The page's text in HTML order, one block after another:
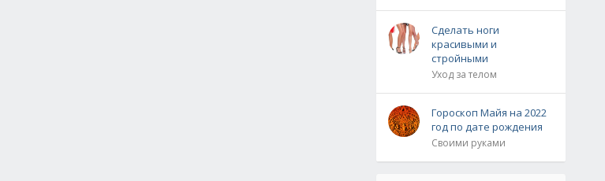
Сделать ноги
красивыми и
стройными
Уход за телом
Гороскоп Майя на 2022
год по дате рождения
Своими руками